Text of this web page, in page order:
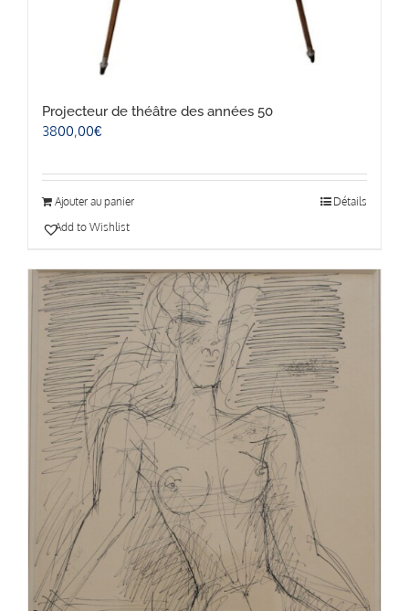
Projecteur de théâtre des années 50
3800,00€
Ajouter au panier
Détails
Add to Wishlist